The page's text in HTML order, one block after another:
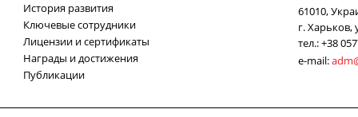
История развития
Ключевые сотрудники
Лицензии и сертификаты
Награды и достижения
Публикации
61010,
г. Харьков,
тел.: +38
e-mail: